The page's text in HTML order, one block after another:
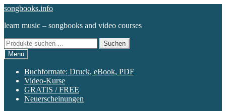
Zur
springen
Zum
springen
songbooks.info
learn music – songbooks and video courses
Suchen
nach:
Suchen
Menü
Buchformate: Druck, eBook, PDF
Video-Kurse
GRATIS / FREE
Neuerscheinungen